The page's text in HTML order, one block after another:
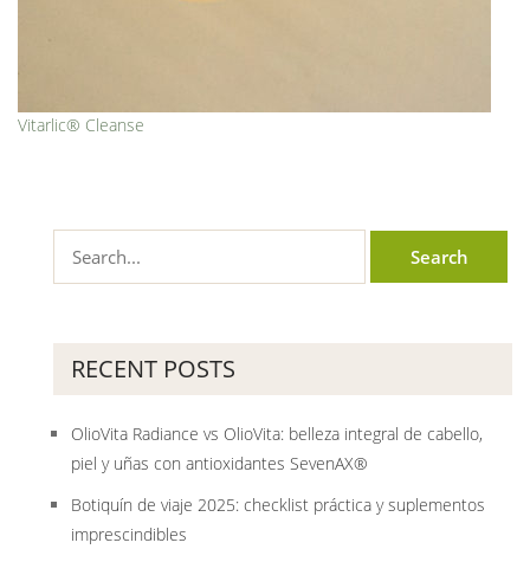
Vitarlic® Cleanse
RECENT POSTS
OlioVita Radiance vs OlioVita: belleza integral de cabello,
piel y uñas con antioxidantes SevenAX®
Botiquín de viaje 2025: checklist práctica y suplementos
imprescindibles